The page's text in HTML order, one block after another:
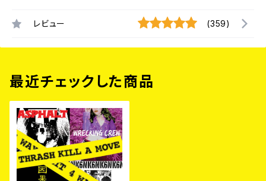
レビュー (359)
最近チェックした商品